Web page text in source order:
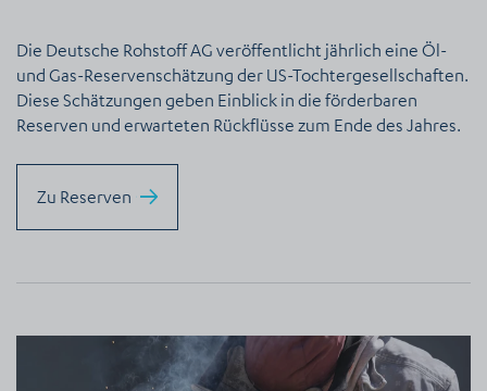
Die Deutsche Rohstoff AG veröffentlicht jährlich eine Öl-
und Gas-Reservenschätzung der US-Tochtergesellschaften.
Diese Schätzungen geben Einblick in die förderbaren
Reserven und erwarteten Rückflüsse zum Ende des Jahres.
Zu Reserven